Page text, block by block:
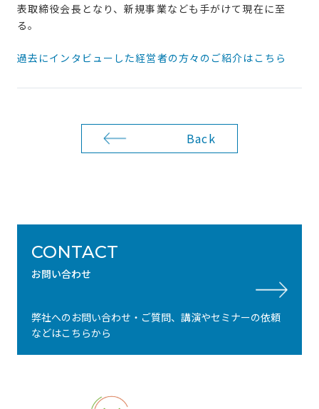
表取締役会長となり、新規事業なども手がけて現在に至
る。
過去にインタビューした経営者の方々のご紹介はこちら
Back
CONTACT
お問い合わせ
弊社へのお問い合わせ・ご質問、講演やセミナーの依頼
などはこちらから